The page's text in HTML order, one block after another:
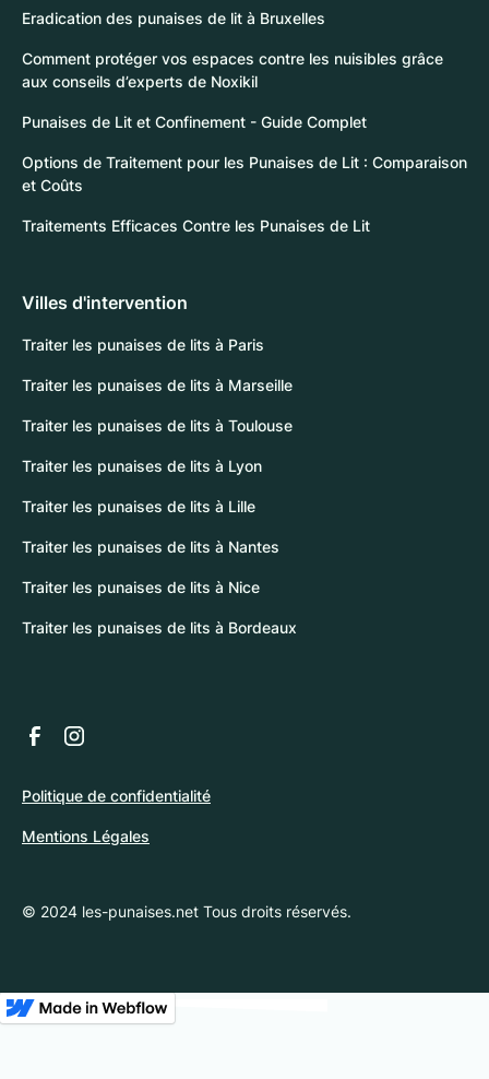
Eradication des punaises de lit à Bruxelles
Comment protéger vos espaces contre les nuisibles grâce
aux conseils d’experts de Noxikil
Punaises de Lit et Confinement - Guide Complet
Options de Traitement pour les Punaises de Lit : Comparaison
et Coûts
Traitements Efficaces Contre les Punaises de Lit
Villes d'intervention
Traiter les punaises de lits à Paris
Traiter les punaises de lits à Marseille
Traiter les punaises de lits à Toulouse
Traiter les punaises de lits à Lyon
Traiter les punaises de lits à Lille
Traiter les punaises de lits à Nantes
Traiter les punaises de lits à Nice
Traiter les punaises de lits à Bordeaux
© 2024 les-punaises.net Tous droits réservés.
Politique de confidentialité
Mentions Légales